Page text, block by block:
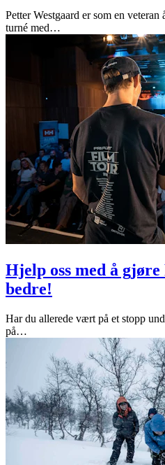
Petter Westgaard er som en
turné med…
Hjelp oss med å
bedre!
Har du allerede vært på et stopp
på…